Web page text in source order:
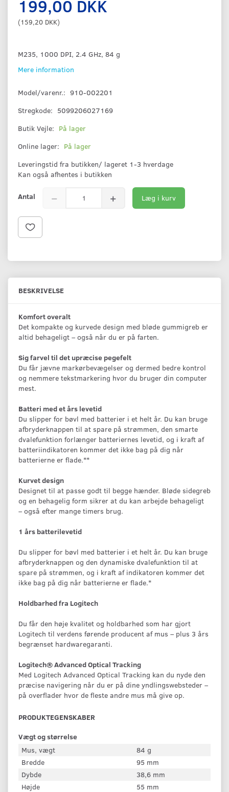
199,00 DKK
(159,20 DKK)
M235, 1000 DPI, 2.4 GHz, 84 g
Mere information
Model/varenr.: 910-002201
Stregkode: 5099206027169
Butik Vejle: På lager
Online lager: På lager
Leveringstid fra butikken/ lageret 1-3 hverdage
Kan også afhentes i butikken
Antal Læg i kurv
BESKRIVELSE
Komfort overalt
Det kompakte og kurvede design med bløde gummigreb er
altid behageligt – også når du er på farten.
Sig farvel til det upræcise pegefelt
Du får jævne markørbevægelser og dermed bedre kontrol
og nemmere tekstmarkering hvor du bruger din computer
mest.
Batteri med et års levetid
Du slipper for bøvl med batterier i et helt år. Du kan bruge
afbryderknappen til at spare på strømmen, den smarte
dvalefunktion forlænger batteriernes levetid, og i kraft af
batteriindikatoren kommer det ikke bag på dig når
batterierne er flade.**
Kurvet design
Designet til at passe godt til begge hænder. Bløde sidegreb
og en behagelig form sikrer at du kan arbejde behageligt
– også efter mange timers brug.
1 års batterilevetid
Du slipper for bøvl med batterier i et helt år. Du kan bruge
afbryderknappen og den dynamiske dvalefunktion til at
spare på strømmen, og i kraft af indikatoren kommer det
ikke bag på dig når batterierne er flade.*
Holdbarhed fra Logitech
Du får den høje kvalitet og holdbarhed som har gjort
Logitech til verdens førende producent af mus – plus 3 års
begrænset hardwaregaranti.
Logitech® Advanced Optical Tracking
Med Logitech Advanced Optical Tracking kan du nyde den
præcise navigering når du er på dine yndlingswebsteder –
på overflader hvor de fleste andre mus må give op.
PRODUKTEGENSKABER
Vægt og størrelse
Mus, vægt
84 g
Bredde
95 mm
Dybde
38,6 mm
Højde
55 mm